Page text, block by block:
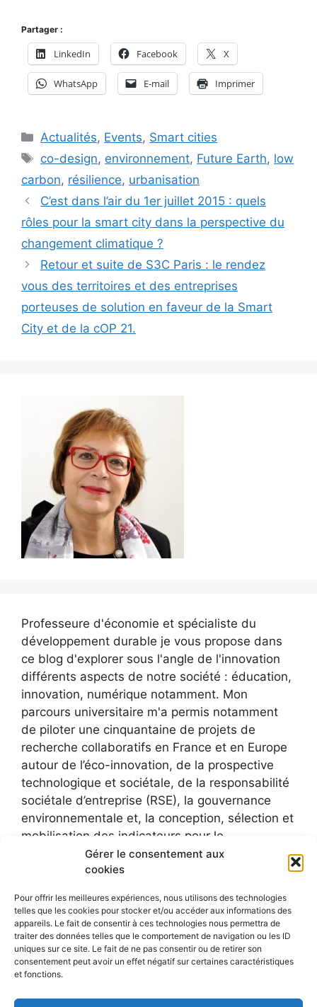
Gérer le consentement aux
cookies
Pour offrir les meilleures expériences, nous utilisons des technologies
telles que les cookies pour stocker et/ou accéder aux informations des
appareils. Le fait de consentir à ces technologies nous permettra de
traiter des données telles que le comportement de navigation ou les ID
uniques sur ce site. Le fait de ne pas consentir ou de retirer son
consentement peut avoir un effet négatif sur certaines caractéristiques
et fonctions.
Partager :
LinkedIn Facebook X
WhatsApp E-mail Imprimer
Catégories
Actualités, Events, Smart cities
Étiquettes
co-design, environnement, Future Earth, low
carbon, résilience, urbanisation
C’est dans l’air du 1er juillet 2015 : quels
rôles pour la smart city dans la perspective du
changement climatique ?
Retour et suite de S3C Paris : le rendez
vous des territoires et des entreprises
porteuses de solution en faveur de la Smart
City et de la cOP 21.
Professeure d'économie et spécialiste du
développement durable je vous propose dans
ce blog d'explorer sous l'angle de l'innovation
différents aspects de notre société : éducation,
innovation, numérique notamment. Mon
parcours universitaire m'a permis notamment
de piloter une cinquantaine de projets de
recherche collaboratifs en France et en Europe
autour de l’éco-innovation, de la prospective
technologique et sociétale, de la responsabilité
sociétale d’entreprise (RSE), la gouvernance
environnementale et, la conception, sélection et
mobilisation des indicateurs pour le
développement durable.